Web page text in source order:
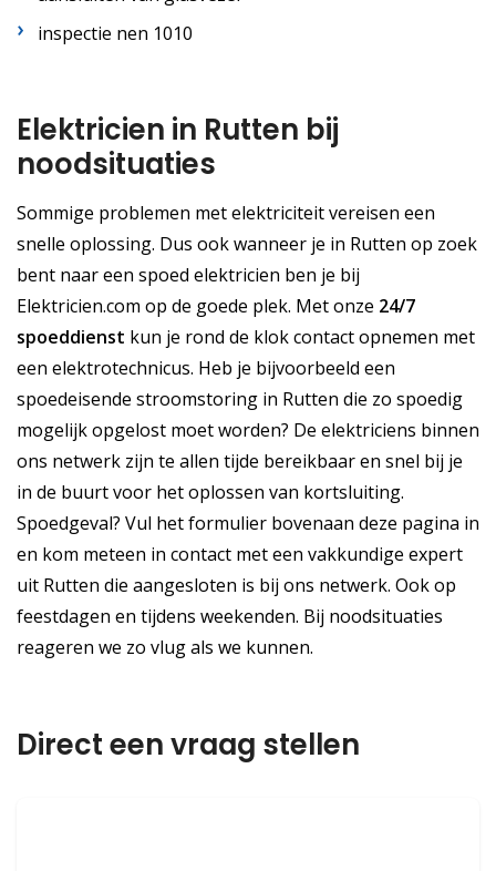
inspectie nen 1010
Elektricien in Rutten bij
noodsituaties
Sommige problemen met elektriciteit vereisen een
snelle oplossing. Dus ook wanneer je in Rutten op zoek
bent naar een spoed elektricien ben je bij
Elektricien.com op de goede plek. Met onze 24/7
spoeddienst kun je rond de klok contact opnemen met
een elektrotechnicus. Heb je bijvoorbeeld een
spoedeisende stroomstoring in Rutten die zo spoedig
mogelijk opgelost moet worden? De elektriciens binnen
ons netwerk zijn te allen tijde bereikbaar en snel bij je
in de buurt voor het oplossen van kortsluiting.
Spoedgeval? Vul het formulier bovenaan deze pagina in
en kom meteen in contact met een vakkundige expert
uit Rutten die aangesloten is bij ons netwerk. Ook op
feestdagen en tijdens weekenden. Bij noodsituaties
reageren we zo vlug als we kunnen.
Direct een vraag stellen